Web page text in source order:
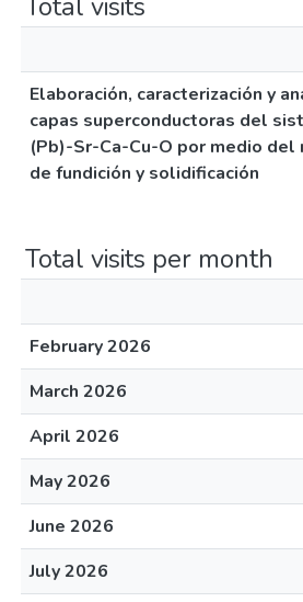
Elaboración, caracterización y
capas superconductoras del
(Pb)-Sr-Ca-Cu-O por medio del
de fundición y solidificación
Total visits per month
February 2026
March 2026
April 2026
May 2026
June 2026
July 2026